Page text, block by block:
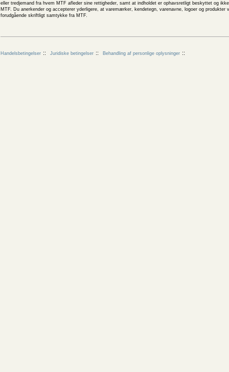
eller tredjemand fra hvem MTF afleder sine rettigheder, samt at indholdet er ophavsretligt beskyttet og
MTF. Du anerkender og accepterer yderligere, at varemærker, kendetegn, varenavne, logoer og
forudgående skriftligt samtykke fra MTF.
Handelsbetingelser Juridiske betingelser Behandling af personlige oplysninger